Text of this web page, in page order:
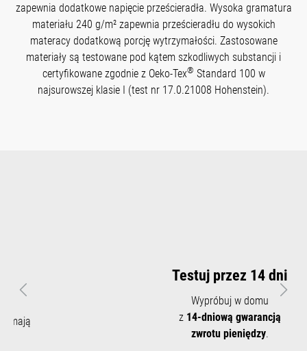
zapewnia dodatkowe napięcie prześcieradła. Wysoka gramatura
materiału 240 g/m² zapewnia prześcieradłu do wysokich
materacy dodatkową porcję wytrzymałości. Zastosowane
materiały są testowane pod kątem szkodliwych substancji i
certyfikowane zgodnie z Oeko-Tex® Standard 100 w
najsurowszej klasie I (test nr 17.0.21008 Hohenstein).
Testuj przez 14 dni
Wypróbuj w domu
14-dniową gwarancją
.
Poprzedni